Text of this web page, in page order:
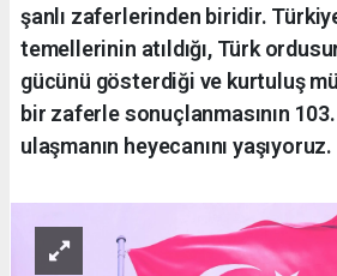
şanlı zaferlerinden biridir.
temellerinin atıldığı, Türk
gücünü gösterdiği ve kurtuluş
bir zaferle sonuçlanmasının
ulaşmanın heyecanını yaşıyoruz.